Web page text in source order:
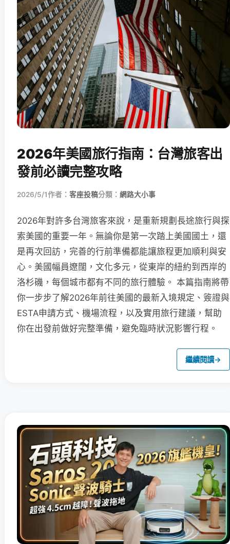
2026年美國旅行指南：台灣旅客出
發前必讀完整攻略
2026/5/1作者： 客座投稿分類： 網路大小事
2026年對許多台灣旅客來說，是重新規劃長途旅行與探
索美國的重要一年。無論你是第一次踏上美國國土，還
是再次回訪，完善的行前準備都能讓旅程更加順利與安
心。美國幅員遼闊，文化多元，從東岸的紐約到西岸的
洛杉磯，每個城市都有不同的旅行體驗。 本篇指南將帶
你一步步了解2026年前往美國的最新入境規定、簽證與
ESTA申請方式、機場流程，以及實用旅行建議，幫助
你在出發前做好完整準備，避免臨時狀況影響行程。
繼續閱讀→